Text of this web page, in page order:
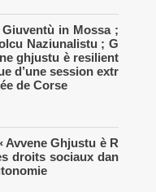
in Mossa ;
Naziunalistu ; G
ghjustu è resilient
d’une session extr
de Corse
Avvene Ghjustu è R
droits sociaux dan